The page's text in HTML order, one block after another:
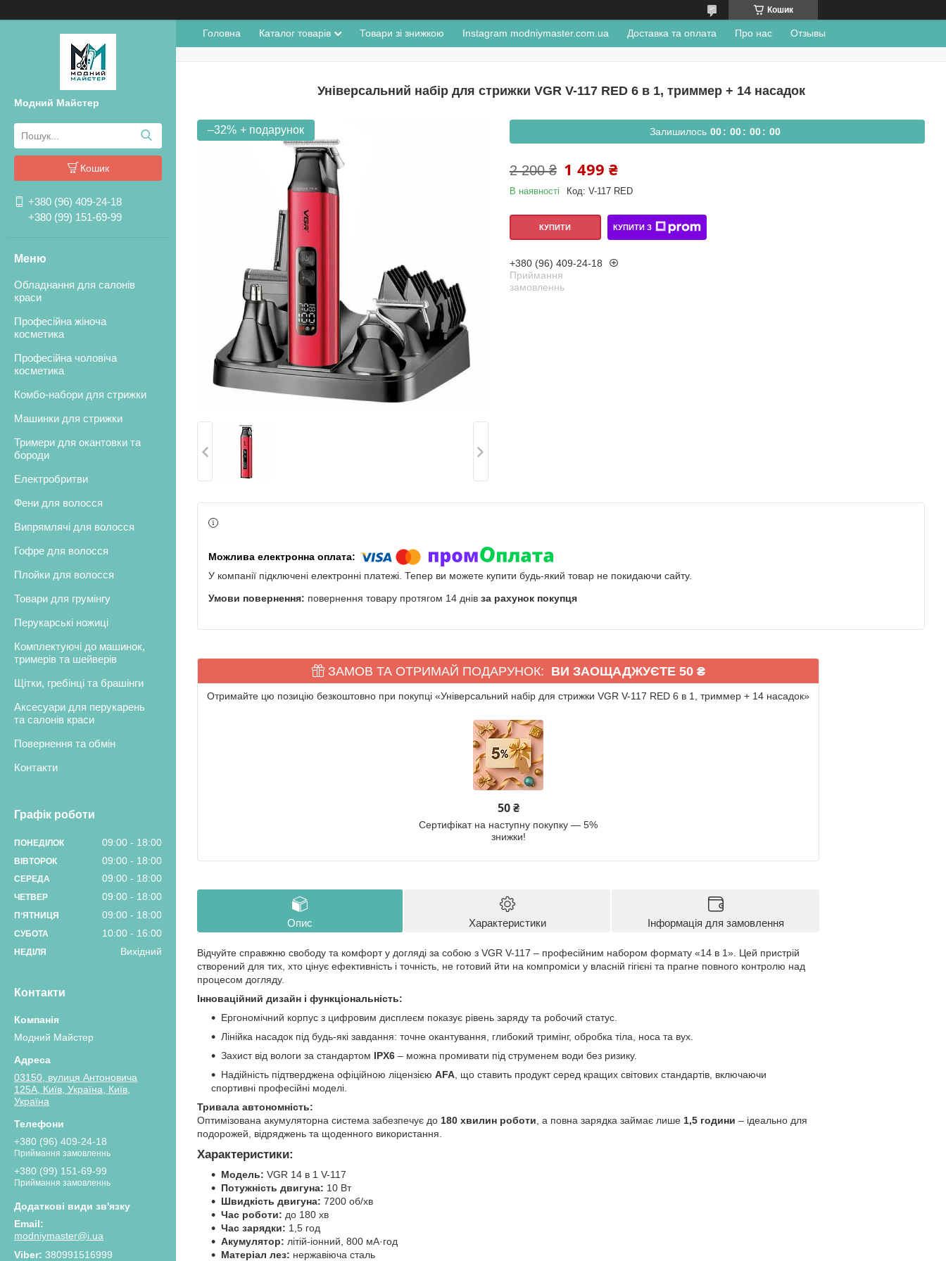
Кошик
Модний Майстер
Кошик
+380 (96) 409-24-18
+380 (99) 151-69-99
Обладнання для салонів
краси
Професійна жіноча
косметика
Професійна чоловіча
косметика
Комбо-набори для стрижки
Машинки для стрижки
Тримери для окантовки та
бороди
Електробритви
Фени для волосся
Випрямлячі для волосся
Гофре для волосся
Плойки для волосся
Товари для грумінгу
Перукарські ножиці
Комплектуючі до машинок,
тримерів та шейверів
Щітки, гребінці та брашінги
Аксесуари для перукарень
та салонів краси
Повернення та обмін
Контакти
Графік роботи
ПОНЕДІЛОК 09:00 18:00
ВІВТОРОК 09:00 18:00
СЕРЕДА 09:00 18:00
ЧЕТВЕР 09:00 18:00
ПʼЯТНИЦЯ 09:00 18:00
СУБОТА 10:00 16:00
НЕДІЛЯ Вихідний
Контакти
Модний Майстер
03150, вулиця Антоновича
125А, Київ, Україна, Київ,
Україна
+380 (96) 409-24-18
Приймання замовленнь
+380 (99) 151-69-99
Приймання замовленнь
modniymaster@i.ua
380991516999
Головна Каталог товарів Товари зі знижкою Instagram modniymaster.com.ua Доставка та оплата Про нас Отзывы
Універсальний набір для стрижки VGR V-117 RED 6 в 1, триммер + 14 насадок
–32% Залишилось 00 00 00 00
2 200 ₴ 1 499 ₴
В наявності Код: V-117 RED
КУПИТИ КУПИТИ З
+380 (96) 409-24-18
Приймання
замовленнь
У компанії підключені електронні платежі. Тепер ви можете купити будь-який товар не покидаючи сайту.
повернення товару протягом 14 днів за рахунок покупця
ЗАМОВ ТА ОТРИМАЙ ПОДАРУНОК ВИ ЗАОЩАДЖУЄТЕ 50 ₴
Отримайте цю позицію безкоштовно при покупці «Універсальний набір для стрижки VGR V-117 RED 6 в 1, триммер + 14 насадок»
50 ₴
Сертифікат на наступну покупку — 5%
знижки!
Опис Характеристики Інформація для замовлення
Відчуйте справжню свободу та комфорт у догляді за собою з VGR V-117 – професійним набором формату «14 в 1». Цей пристрій
створений для тих, хто цінує ефективність і точність, не готовий йти на компроміси у власній гігієні та прагне повного контролю над
процесом догляду.
Інноваційний дизайн і функціональність:
Ергономічний корпус з цифровим дисплеєм показує рівень заряду та робочий статус.
Лінійка насадок під будь-які завдання: точне окантування, глибокий тримінг, обробка тіла, носа та вух.
Захист від вологи за стандартом IPX6 – можна промивати під струменем води без ризику.
Надійність підтверджена офіційною ліцензією AFA , що ставить продукт серед кращих світових стандартів, включаючи
спортивні професійні моделі.
Тривала автономність:
Оптимізована акумуляторна система забезпечує до 180 хвилин роботи , а повна зарядка займає лише 1,5 години – ідеально для
подорожей, відряджень та щоденного використання.
Характеристики:
Модель: VGR 14 в 1 V-117
Потужність двигуна: 10 Вт
Швидкість двигуна: 7200 об/хв
Час роботи: до 180 хв
Час зарядки: 1,5 год
Акумулятор: літій-іонний, 800 мА·год
Матеріал лез: нержавіюча сталь